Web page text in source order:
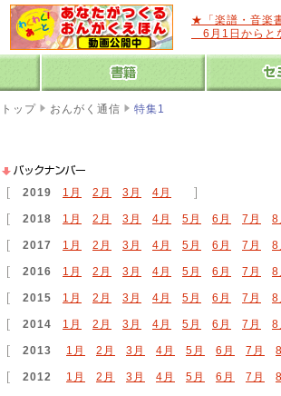
★「楽譜・音楽
6月1日からと
トップ おんがく通信 特集1
2019 1月 2月 3月 4月
2018 1月 2月 3月 4月 5月 6月 7月 8
2017 1月 2月 3月 4月 5月 6月 7月 8
2016 1月 2月 3月 4月 5月 6月 7月 8
2015 1月 2月 3月 4月 5月 6月 7月 8
2014 1月 2月 3月 4月 5月 6月 7月 8
2013 1月 2月 3月 4月 5月 6月 7月
2012 1月 2月 3月 4月 5月 6月 7月